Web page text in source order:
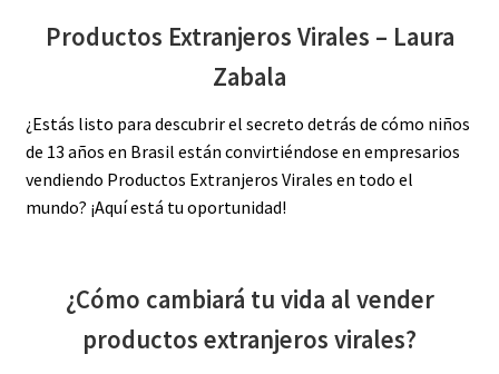
Productos Extranjeros Virales – Laura
Zabala
¿Estás listo para descubrir el secreto detrás de cómo niños
de 13 años en Brasil están convirtiéndose en empresarios
vendiendo Productos Extranjeros Virales en todo el
mundo? ¡Aquí está tu oportunidad!
¿Cómo cambiará tu vida al vender
productos extranjeros virales?